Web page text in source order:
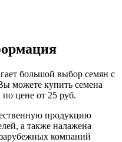
большой выбор семян с
можете купить семена
цене от 25 руб.
продукцию
а также налажена
компаний